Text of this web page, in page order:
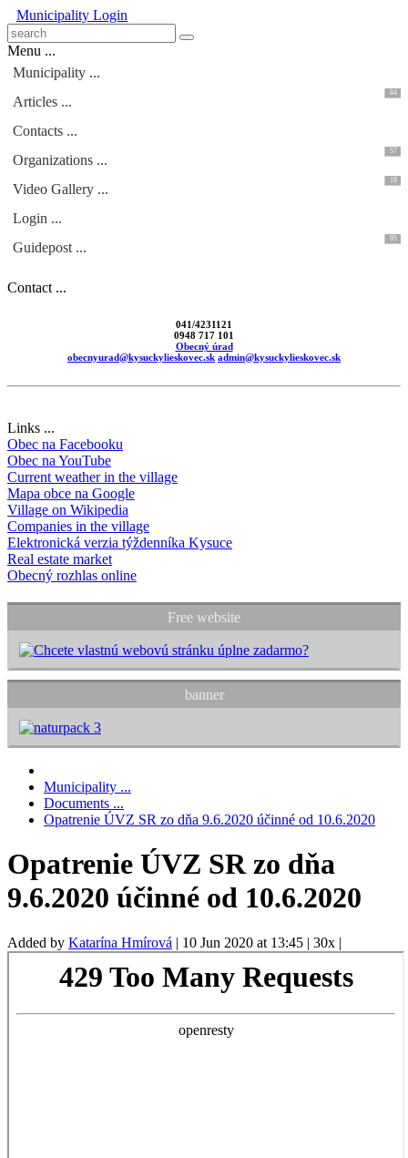
Municipality Login
Menu ...
Municipality ...
Articles ...
84
Contacts ...
Organizations ...
57
Video Gallery ...
18
Login ...
Guidepost ...
95
Contact ...
041/4231121
0948 717 101
Obecný úrad
obecnyurad@kysuckylieskovec.sk admin@kysuckylieskovec.sk
Links ...
Obec na Facebooku
Obec na YouTube
Current weather in the village
Mapa obce na Google
Village on Wikipedia
Companies in the village
Elektronická verzia týždenníka Kysuce
Real estate market
Obecný rozhlas online
Free website
banner
Municipality ...
Documents ...
Opatrenie ÚVZ SR zo dňa 9.6.2020 účinné od 10.6.2020
Opatrenie ÚVZ SR zo dňa
9.6.2020 účinné od 10.6.2020
Added by Katarína Hmírová | 10 Jun 2020 at 13:45 | 30x |